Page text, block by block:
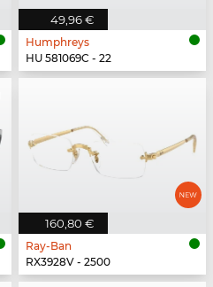
49,96 €
Humphreys
HU 581069C - 22
160,80 €
Ray-Ban
RX3928V - 2500